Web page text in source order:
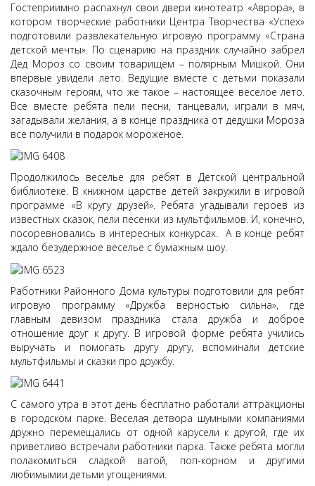
Гостеприимно распахнул свои двери кинотеатр «Аврора», в
котором творческие работники Центра Творчества «Успех»
подготовили развлекательную игровую программу «Страна
детской мечты». По сценарию на праздник случайно забрел
Дед Мороз со своим товарищем – полярным Мишкой. Они
впервые увидели лето. Ведущие вместе с детьми показали
сказочным героям, что же такое – настоящее веселое лето.
Все вместе ребята пели песни, танцевали, играли в мяч,
загадывали желания, а в конце праздника от дедушки Мороза
все получили в подарок мороженое.
Продолжилось веселье для ребят в Детской центральной
библиотеке. В книжном царстве детей закружили в игровой
программе «В кругу друзей». Ребята угадывали героев из
известных сказок, пели песенки из мультфильмов. И, конечно,
посоревновались в интересных конкурсах. А в конце ребят
ждало безудержное веселье с бумажным шоу.
Работники Районного Дома культуры подготовили для ребят
игровую программу «Дружба верностью сильна», где
главным девизом праздника стала дружба и доброе
отношение друг к другу. В игровой форме ребята учились
выручать и помогать другу другу, вспоминали детские
мультфильмы и сказки про дружбу.
С самого утра в этот день бесплатно работали аттракционы
в городском парке. Веселая детвора шумными компаниями
дружно перемещались от одной карусели к другой, где их
приветливо встречали работники парка. Также ребята могли
полакомиться сладкой ватой, поп-корном и другими
любимымии детьми угощениями.